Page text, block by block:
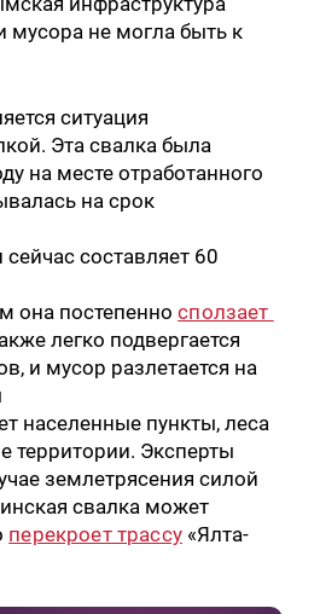
мусора не могла быть к
ситуация
Эта свалка была
на месте отработанного
на срок
составляет 60
она постепенносползает
легко подвергается
и мусор разлетается на
населенные пункты, леса
территории. Эксперты
землетрясения силой
свалка может
перекроет трассу«Ялта-